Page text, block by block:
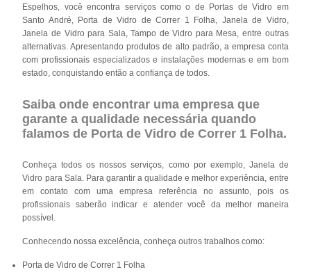
Espelhos, você encontra serviços como o de Portas de Vidro em
Santo André, Porta de Vidro de Correr 1 Folha, Janela de Vidro,
Janela de Vidro para Sala, Tampo de Vidro para Mesa, entre outras
alternativas. Apresentando produtos de alto padrão, a empresa conta
com profissionais especializados e instalações modernas e em bom
estado, conquistando então a confiança de todos.
Saiba onde encontrar uma empresa que
garante a qualidade necessária quando
falamos de Porta de Vidro de Correr 1 Folha.
Conheça todos os nossos serviços, como por exemplo, Janela de
Vidro para Sala. Para garantir a qualidade e melhor experiência, entre
em contato com uma empresa referência no assunto, pois os
profissionais saberão indicar e atender você da melhor maneira
possível.
Conhecendo nossa excelência, conheça outros trabalhos como:
Porta de Vidro de Correr 1 Folha